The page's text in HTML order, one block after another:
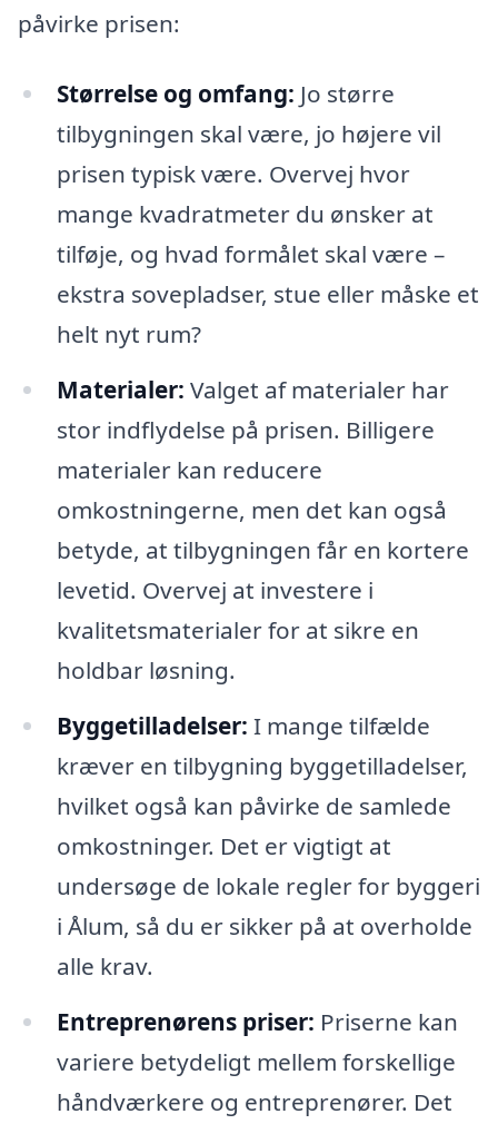
påvirke prisen:
Størrelse og omfang: Jo større
tilbygningen skal være, jo højere vil
prisen typisk være. Overvej hvor
mange kvadratmeter du ønsker at
tilføje, og hvad formålet skal være –
ekstra sovepladser, stue eller måske et
helt nyt rum?
Materialer: Valget af materialer har
stor indflydelse på prisen. Billigere
materialer kan reducere
omkostningerne, men det kan også
betyde, at tilbygningen får en kortere
levetid. Overvej at investere i
kvalitetsmaterialer for at sikre en
holdbar løsning.
Byggetilladelser: I mange tilfælde
kræver en tilbygning byggetilladelser,
hvilket også kan påvirke de samlede
omkostninger. Det er vigtigt at
undersøge de lokale regler for byggeri
i Ålum, så du er sikker på at overholde
alle krav.
Entreprenørens priser: Priserne kan
variere betydeligt mellem forskellige
håndværkere og entreprenører. Det